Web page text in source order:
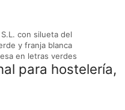
para hostelería,